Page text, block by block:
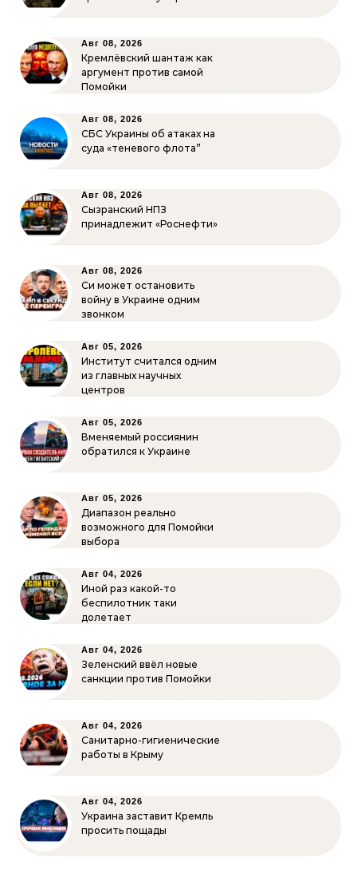
Авг 08, 2026
Кремлёвский шантаж как
аргумент против самой
Помойки
Авг 08, 2026
СБС Украины об атаках на
суда «теневого флота”
Авг 08, 2026
Сызранский НПЗ
принадлежит «Роснефти»
Авг 08, 2026
Си может остановить
войну в Украине одним
звонком
Авг 05, 2026
Институт считался одним
из главных научных
центров
Авг 05, 2026
Вменяемый россиянин
обратился к Украине
Авг 05, 2026
Диапазон реально
возможного для Помойки
выбора
Авг 04, 2026
Иной раз какой-то
беспилотник таки
долетает
Авг 04, 2026
Зеленский ввёл новые
санкции против Помойки
Авг 04, 2026
Санитарно-гигиенические
работы в Крыму
Авг 04, 2026
Украина заставит Кремль
просить пощады